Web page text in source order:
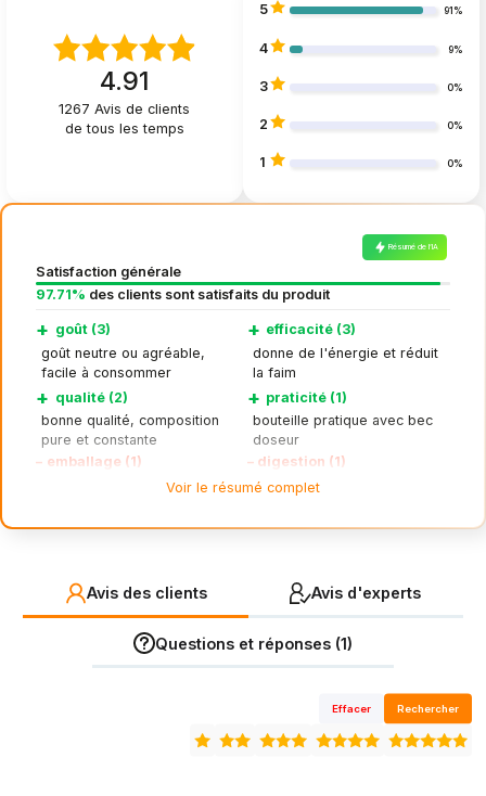
4.91
1267 Avis de clients
de tous les temps
5 91%
4 9%
3 0%
2 0%
1 0%
Résumé de l’IA
Satisfaction générale
97.71% des clients sont satisfaits du produit
+ goût (3)
goût neutre ou agréable,
facile à consommer
+ qualité (2)
bonne qualité, composition
pure et constante
– emballage (1)
bouchon qui coule ou perd
+ efficacité (3)
donne de l'énergie et réduit
la faim
+ praticité (1)
bouteille pratique avec bec
doseur
– digestion (1)
ballonnements ou problèmes
digestifs au début
Voir le résumé complet
Avis des clients Avis d'experts
Questions et réponses (1)
Effacer Rechercher